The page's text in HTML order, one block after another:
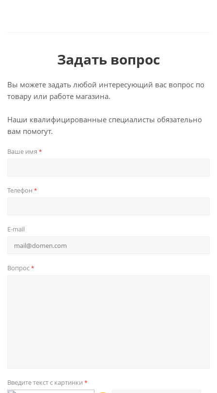
Задать вопрос
Вы можете задать любой интересующий вас вопрос по
товару или работе магазина.
Наши квалифицированные специалисты обязательно
вам помогут.
Ваше имя *
Телефон *
E-mail
Вопрос*
Введите текст с картинки *